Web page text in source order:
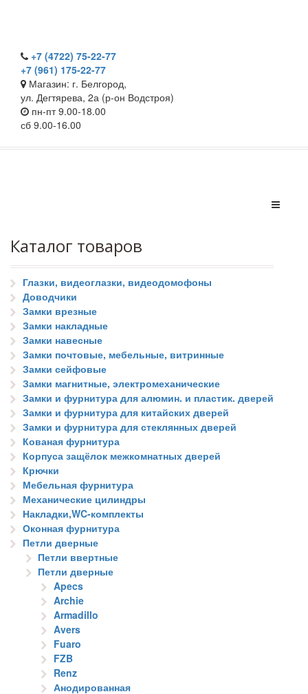
+7 (4722) 75-22-77
+7 (961) 175-22-77
Магазин: г. Белгород,
ул. Дегтярева, 2а (р-он Водстроя)
пн-пт 9.00-18.00
сб 9.00-16.00
Каталог товаров
Глазки, видеоглазки, видеодомофоны
Доводчики
Замки врезные
Замки накладные
Замки навесные
Замки почтовые, мебельные, витринные
Замки сейфовые
Замки магнитные, электромеханические
Замки и фурнитура для алюмин. и пластик. дверей
Замки и фурнитура для китайских дверей
Замки и фурнитура для стеклянных дверей
Кованая фурнитура
Корпуса защёлок межкомнатных дверей
Крючки
Мебельная фурнитура
Механические цилиндры
Накладки,WC-комплекты
Оконная фурнитура
Петли дверные
Петли ввертные
Петли дверные
Apecs
Archie
Armadillo
Avers
Fuaro
FZB
Renz
Анодированная